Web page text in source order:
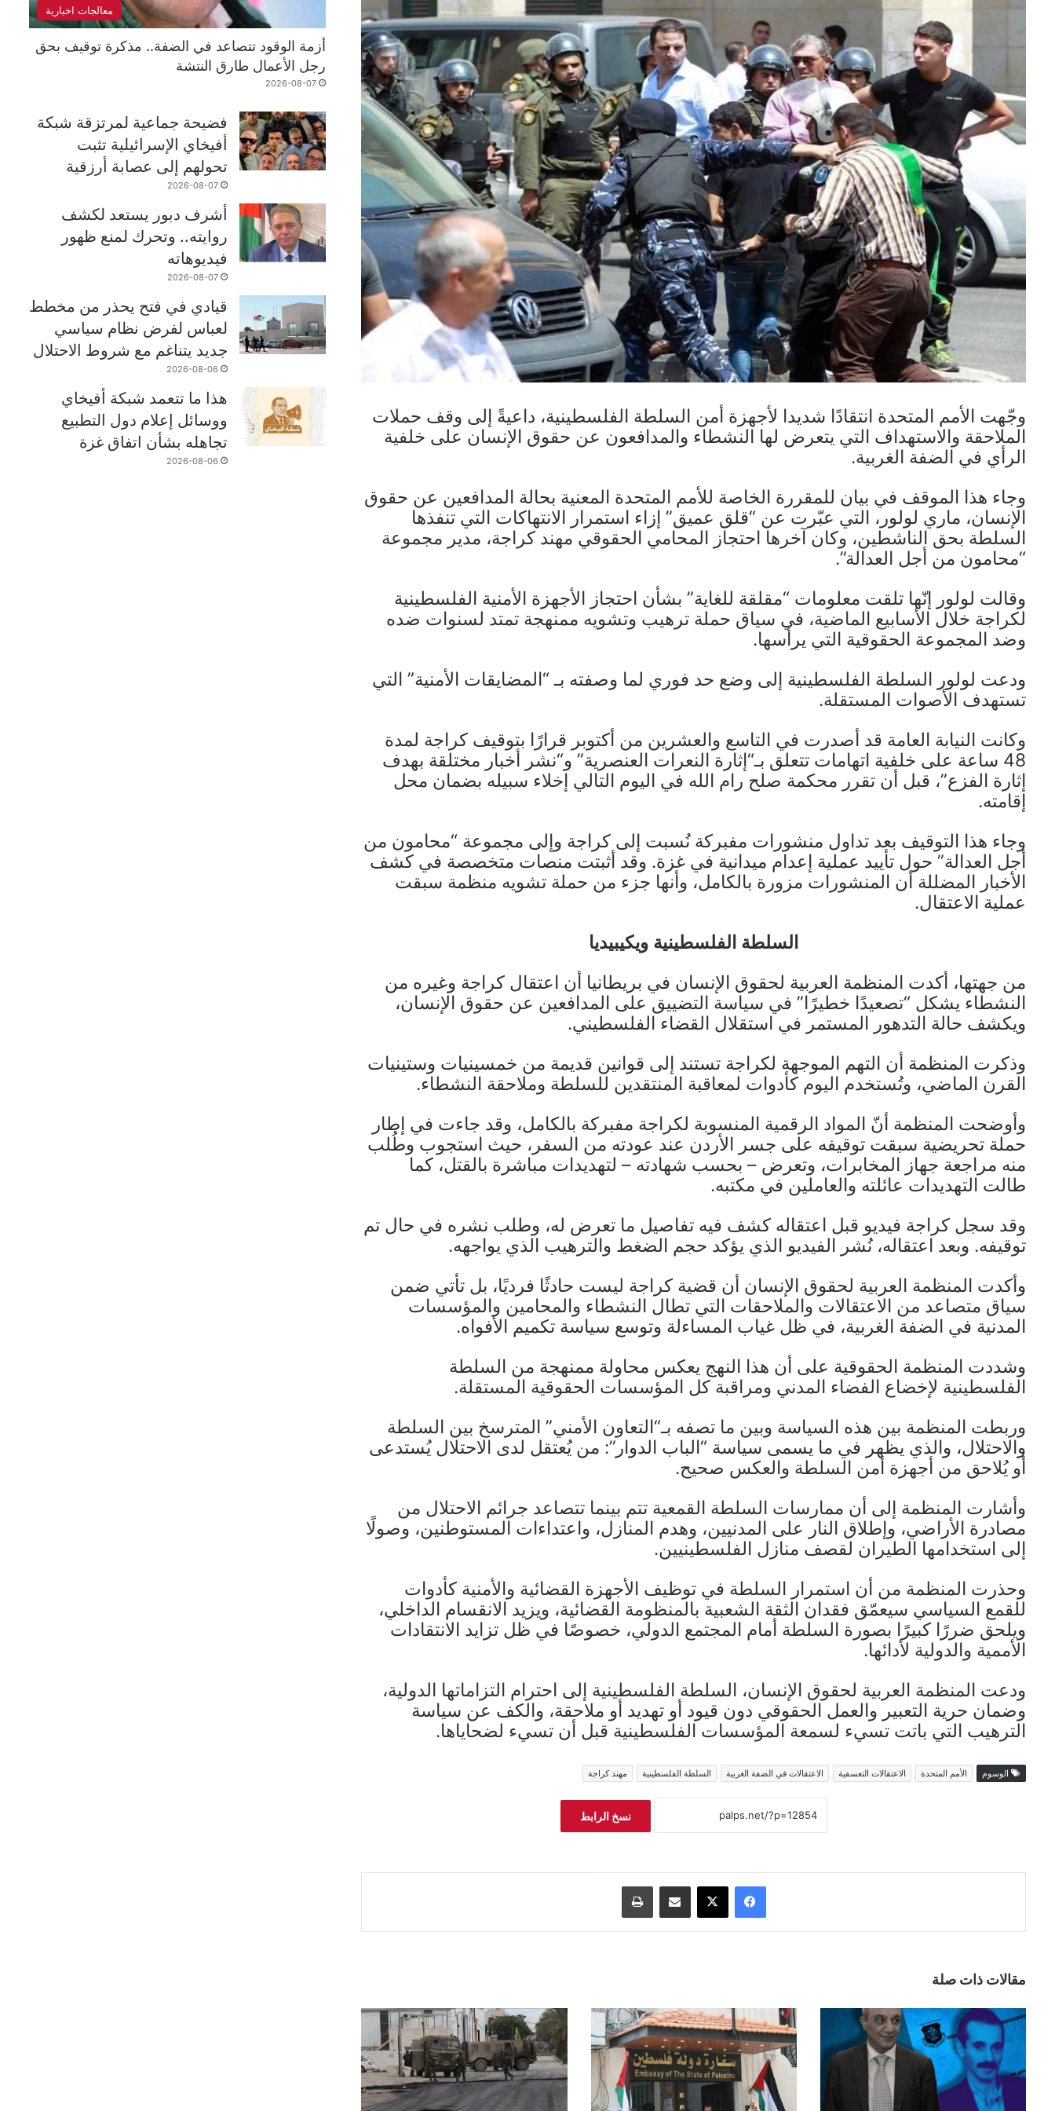
وجّهت الأمم المتحدة انتقادًا شديدا لأجهزة أمن السلطة الفلسطينية، داعيةً إلى وقف حملات
الملاحقة والاستهداف التي يتعرض لها النشطاء والمدافعون عن حقوق الإنسان على خلفية
الرأي في الضفة الغربية.
وجاء هذا الموقف في بيان للمقررة الخاصة للأمم المتحدة المعنية بحالة المدافعين عن حقوق
الإنسان، ماري لولور، التي عبّرت عن “قلق عميق” إزاء استمرار الانتهاكات التي تنفذها
السلطة بحق الناشطين، وكان آخرها احتجاز المحامي الحقوقي مهند كراجة، مدير مجموعة
“محامون من أجل العدالة”.
وقالت لولور إنّها تلقت معلومات “مقلقة للغاية” بشأن احتجاز الأجهزة الأمنية الفلسطينية
لكراجة خلال الأسابيع الماضية، في سياق حملة ترهيب وتشويه ممنهجة تمتد لسنوات ضده
وضد المجموعة الحقوقية التي يرأسها.
ودعت لولور السلطة الفلسطينية إلى وضع حد فوري لما وصفته بـ “المضايقات الأمنية” التي
تستهدف الأصوات المستقلة.
وكانت النيابة العامة قد أصدرت في التاسع والعشرين من أكتوبر قرارًا بتوقيف كراجة لمدة
48 ساعة على خلفية اتهامات تتعلق بـ“إثارة النعرات العنصرية” و“نشر أخبار مختلقة بهدف
إثارة الفزع”، قبل أن تقرر محكمة صلح رام الله في اليوم التالي إخلاء سبيله بضمان محل
إقامته.
وجاء هذا التوقيف بعد تداول منشورات مفبركة نُسبت إلى كراجة وإلى مجموعة “محامون من
أجل العدالة” حول تأييد عملية إعدام ميدانية في غزة. وقد أثبتت منصات متخصصة في كشف
الأخبار المضللة أن المنشورات مزورة بالكامل، وأنها جزء من حملة تشويه منظمة سبقت
عملية الاعتقال.
السلطة الفلسطينية ويكيبيديا
من جهتها، أكدت المنظمة العربية لحقوق الإنسان في بريطانيا أن اعتقال كراجة وغيره من
النشطاء يشكل “تصعيدًا خطيرًا” في سياسة التضييق على المدافعين عن حقوق الإنسان،
ويكشف حالة التدهور المستمر في استقلال القضاء الفلسطيني.
وذكرت المنظمة أن التهم الموجهة لكراجة تستند إلى قوانين قديمة من خمسينيات وستينيات
القرن الماضي، وتُستخدم اليوم كأدوات لمعاقبة المنتقدين للسلطة وملاحقة النشطاء.
وأوضحت المنظمة أنّ المواد الرقمية المنسوبة لكراجة مفبركة بالكامل، وقد جاءت في إطار
حملة تحريضية سبقت توقيفه على جسر الأردن عند عودته من السفر، حيث استجوب وطُلب
منه مراجعة جهاز المخابرات، وتعرض – بحسب شهادته – لتهديدات مباشرة بالقتل، كما
طالت التهديدات عائلته والعاملين في مكتبه.
وقد سجل كراجة فيديو قبل اعتقاله كشف فيه تفاصيل ما تعرض له، وطلب نشره في حال تم
توقيفه. وبعد اعتقاله، نُشر الفيديو الذي يؤكد حجم الضغط والترهيب الذي يواجهه.
وأكدت المنظمة العربية لحقوق الإنسان أن قضية كراجة ليست حادثًا فرديًا، بل تأتي ضمن
سياق متصاعد من الاعتقالات والملاحقات التي تطال النشطاء والمحامين والمؤسسات
المدنية في الضفة الغربية، في ظل غياب المساءلة وتوسع سياسة تكميم الأفواه.
وشددت المنظمة الحقوقية على أن هذا النهج يعكس محاولة ممنهجة من السلطة
الفلسطينية لإخضاع الفضاء المدني ومراقبة كل المؤسسات الحقوقية المستقلة.
وربطت المنظمة بين هذه السياسة وبين ما تصفه بـ“التعاون الأمني” المترسخ بين السلطة
والاحتلال، والذي يظهر في ما يسمى سياسة “الباب الدوار”: من يُعتقل لدى الاحتلال يُستدعى
أو يُلاحق من أجهزة أمن السلطة والعكس صحيح.
وأشارت المنظمة إلى أن ممارسات السلطة القمعية تتم بينما تتصاعد جرائم الاحتلال من
مصادرة الأراضي، وإطلاق النار على المدنيين، وهدم المنازل، واعتداءات المستوطنين، وصولًا
إلى استخدامها الطيران لقصف منازل الفلسطينيين.
وحذرت المنظمة من أن استمرار السلطة في توظيف الأجهزة القضائية والأمنية كأدوات
للقمع السياسي سيعمّق فقدان الثقة الشعبية بالمنظومة القضائية، ويزيد الانقسام الداخلي،
ويلحق ضررًا كبيرًا بصورة السلطة أمام المجتمع الدولي، خصوصًا في ظل تزايد الانتقادات
الأممية والدولية لأدائها.
ودعت المنظمة العربية لحقوق الإنسان، السلطة الفلسطينية إلى احترام التزاماتها الدولية،
وضمان حرية التعبير والعمل الحقوقي دون قيود أو تهديد أو ملاحقة، والكف عن سياسة
الترهيب التي باتت تسيء لسمعة المؤسسات الفلسطينية قبل أن تسيء لضحاياها.
الوسوم الأمم المتحدة الاعتقالات التعسفية الاعتقالات في الضفة الغربية السلطة الفلسطينية مهند كراجة
نسخ الرابط
فيسبوك ‫X مشاركة عبر البريد طباعة
مقالات ذات صلة
معالجات اخبارية
أزمة الوقود تتصاعد في الضفة.. مذكرة توقيف بحق
رجل الأعمال طارق النتشة
2026-08-07
فضيحة جماعية لمرتزقة شبكة
أفيخاي الإسرائيلية تثبت
تحولهم إلى عصابة أرزقية
2026-08-07
أشرف دبور يستعد لكشف
روايته.. وتحرك لمنع ظهور
فيديوهاته
2026-08-07
قيادي في فتح يحذر من مخطط
لعباس لفرض نظام سياسي
جديد يتناغم مع شروط الاحتلال
2026-08-06
هذا ما تتعمد شبكة أفيخاي
ووسائل إعلام دول التطبيع
تجاهله بشأن اتفاق غزة
2026-08-06